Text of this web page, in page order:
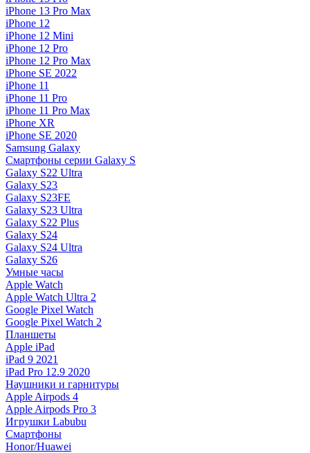
iPhone 13 Pro Max
iPhone 12
iPhone 12 Mini
iPhone 12 Pro
iPhone 12 Pro Max
iPhone SE 2022
iPhone 11
iPhone 11 Pro
iPhone 11 Pro Max
iPhone XR
iPhone SE 2020
Samsung Galaxy
Смартфоны серии Galaxy S
Galaxy S22 Ultra
Galaxy S23
Galaxy S23FE
Galaxy S23 Ultra
Galaxy S22 Plus
Galaxy S24
Galaxy S24 Ultra
Galaxy S26
Умные часы
Apple Watch
Apple Watch Ultra 2
Google Pixel Watch
Google Pixel Watch 2
Планшеты
Apple iPad
iPad 9 2021
iPad Pro 12.9 2020
Наушники и гарнитуры
Apple Airpods 4
Apple Airpods Pro 3
Игрушки Labubu
Смартфоны
Honor/Huawei